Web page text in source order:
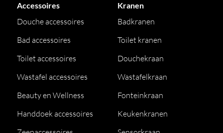
Accessoires
Douche accessoires
Bad accessoires
Toilet accessoires
Wastafel accessoires
Beauty en Wellness
Handdoek accessoires
Kranen
Badkranen
Toilet kranen
Douchekraan
Wastafelkraan
Fonteinkraan
Keukenkranen